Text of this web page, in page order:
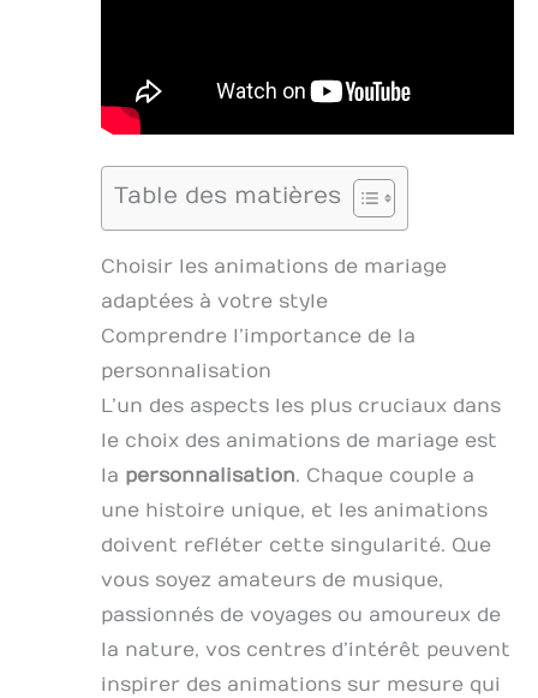
Table des matières
Choisir les animations de mariage
adaptées à votre style
Comprendre l’importance de la
personnalisation
L’un des aspects les plus cruciaux dans
le choix des animations de mariage est
la personnalisation. Chaque couple a
une histoire unique, et les animations
doivent refléter cette singularité. Que
vous soyez amateurs de musique,
passionnés de voyages ou amoureux de
la nature, vos centres d’intérêt peuvent
inspirer des animations sur mesure qui